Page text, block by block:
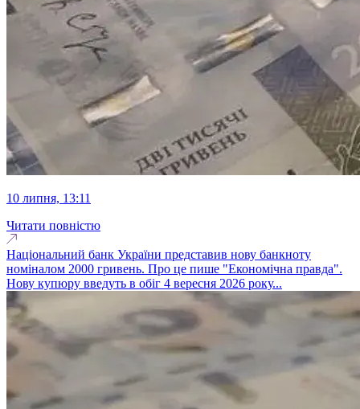
10 липня, 13:11
Читати повністю
Національний банк України представив нову банкноту
номіналом 2000 гривень. Про це пише "Економічна правда".
Нову купюру введуть в обіг 4 вересня 2026 року...